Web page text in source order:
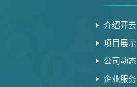
介绍开云
项目展示
公司动态
企业服务